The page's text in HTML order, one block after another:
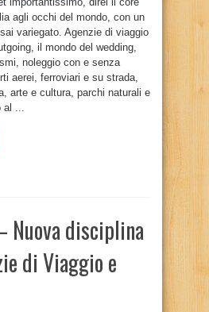
agli occhi del mondo, con un
variegato. Agenzie di viaggio
il mondo del wedding,
noleggio con e senza
aerei, ferroviari e su strada,
arte e cultura, parchi naturali e
al ...
Nuova disciplina
di Viaggio e